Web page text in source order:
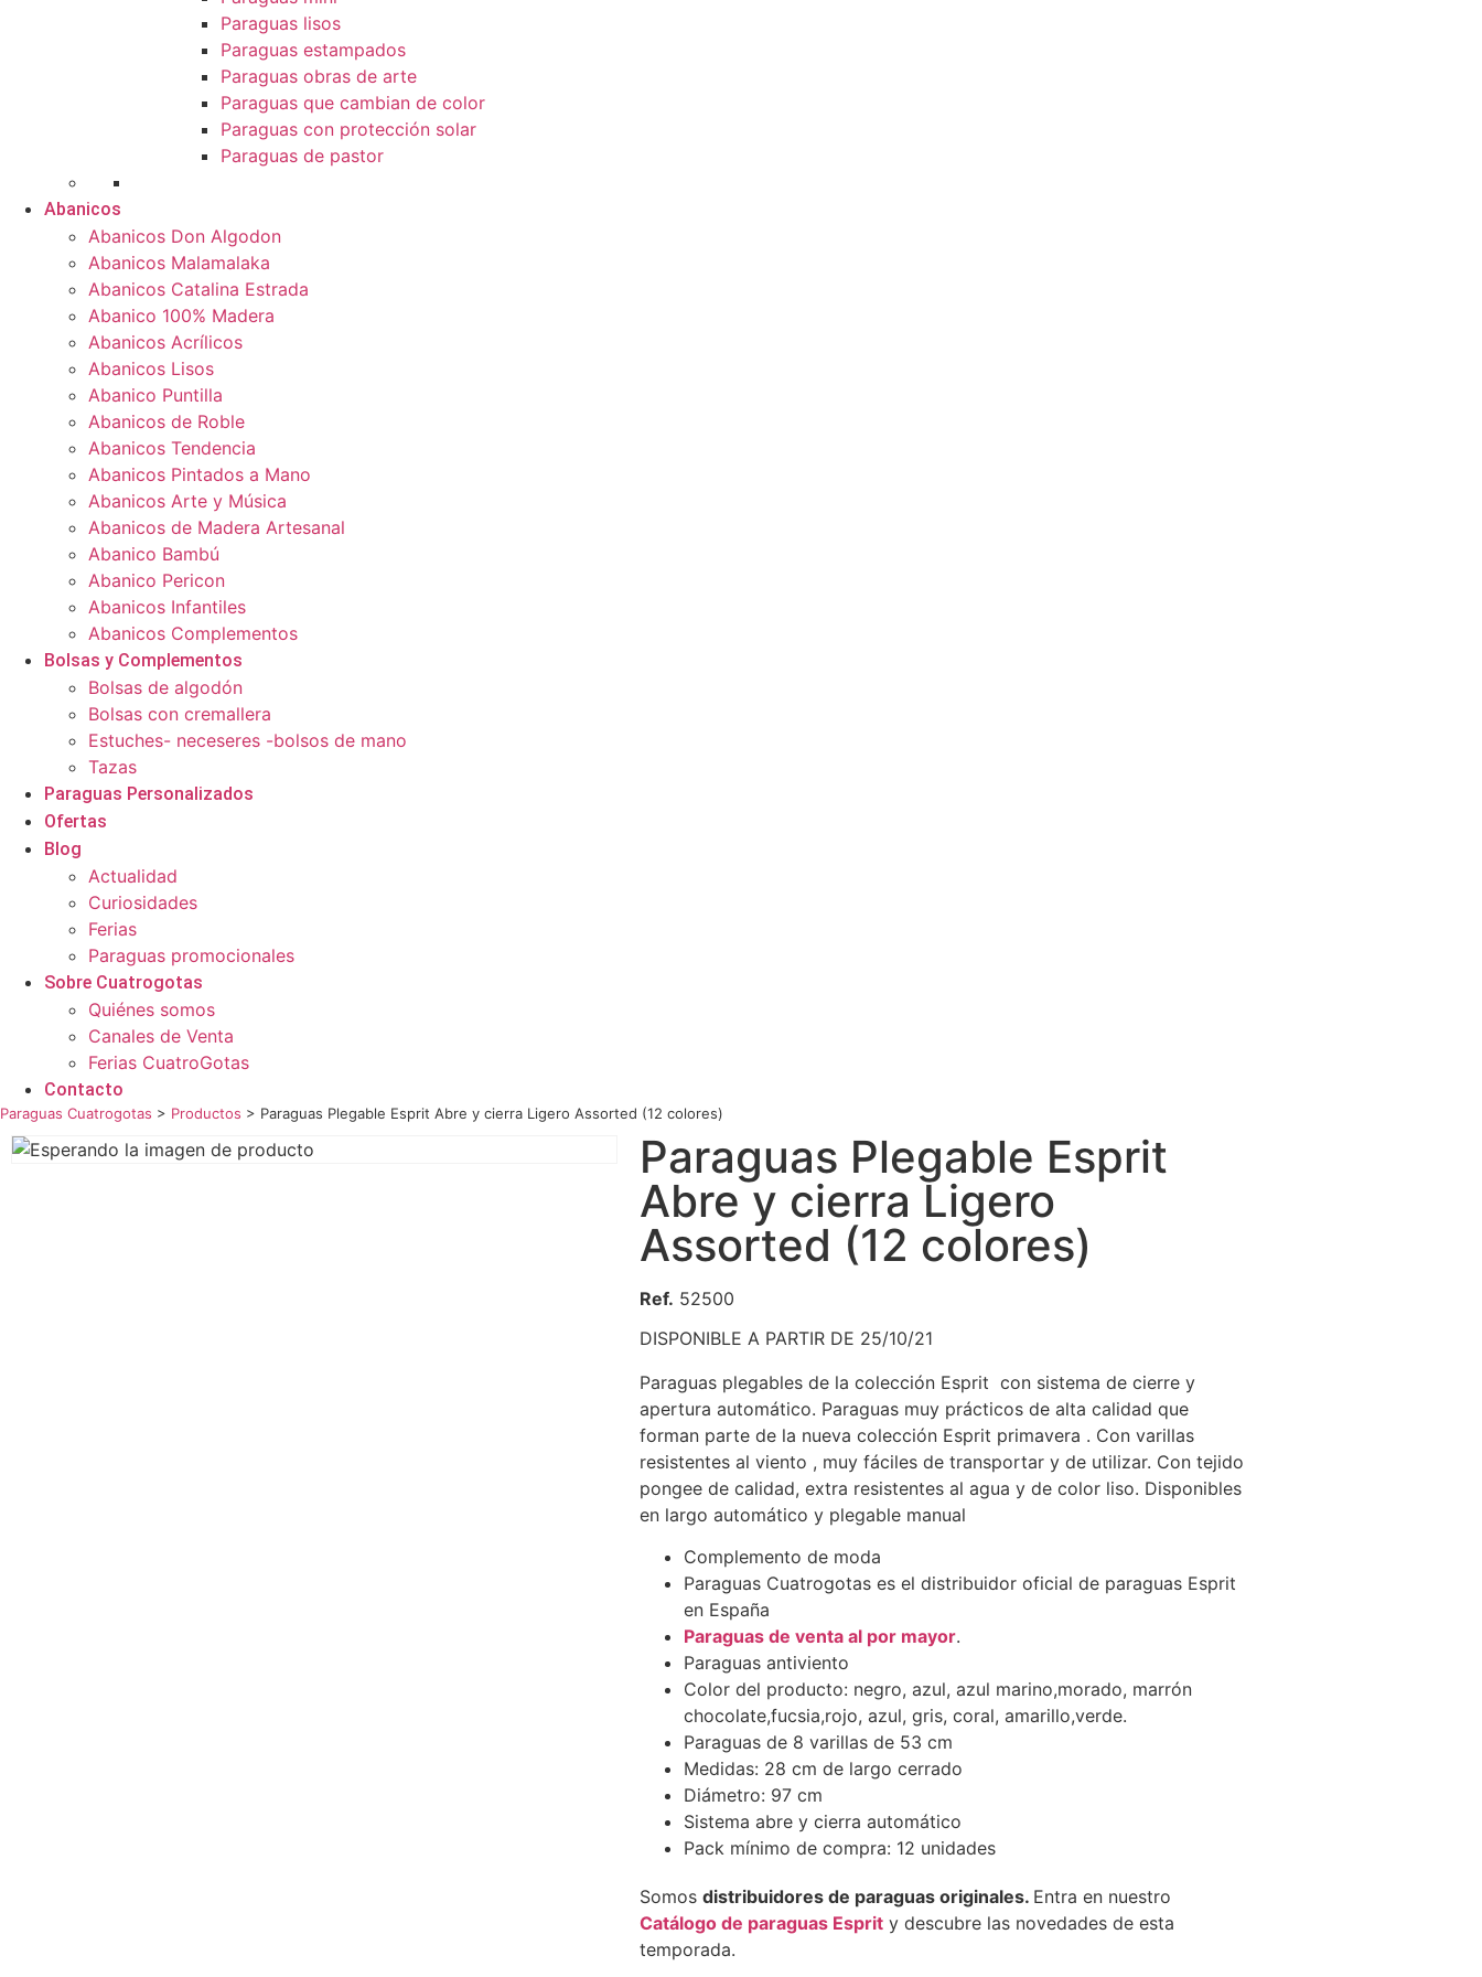
Paraguas lisos
Paraguas estampados
Paraguas obras de arte
Paraguas que cambian de color
Paraguas con protección solar
Paraguas de pastor
Abanicos
Abanicos Don Algodon
Abanicos Malamalaka
Abanicos Catalina Estrada
Abanico 100% Madera
Abanicos Acrílicos
Abanicos Lisos
Abanico Puntilla
Abanicos de Roble
Abanicos Tendencia
Abanicos Pintados a Mano
Abanicos Arte y Música
Abanicos de Madera Artesanal
Abanico Bambú
Abanico Pericon
Abanicos Infantiles
Abanicos Complementos
Bolsas y Complementos
Bolsas de algodón
Bolsas con cremallera
Estuches- neceseres -bolsos de mano
Tazas
Paraguas Personalizados
Ofertas
Blog
Actualidad
Curiosidades
Ferias
Paraguas promocionales
Sobre Cuatrogotas
Quiénes somos
Canales de Venta
Ferias CuatroGotas
Contacto
Paraguas Cuatrogotas > Productos > Paraguas Plegable Esprit Abre y cierra Ligero Assorted (12 colores)
Paraguas Plegable Esprit
Abre y cierra Ligero
Assorted (12 colores)
Ref. 52500
DISPONIBLE A PARTIR DE 25/10/21
Paraguas plegables de la colección Esprit con sistema de cierre y
apertura automático. Paraguas muy prácticos de alta calidad que
forman parte de la nueva colección Esprit primavera . Con varillas
resistentes al viento , muy fáciles de transportar y de utilizar. Con tejido
pongee de calidad, extra resistentes al agua y de color liso. Disponibles
en largo automático y plegable manual
Complemento de moda
Paraguas Cuatrogotas es el distribuidor oficial de paraguas Esprit
en España
Paraguas de venta al por mayor.
Paraguas antiviento
Color del producto: negro, azul, azul marino,morado, marrón
chocolate,fucsia,rojo, azul, gris, coral, amarillo,verde.
Paraguas de 8 varillas de 53 cm
Medidas: 28 cm de largo cerrado
Diámetro: 97 cm
Sistema abre y cierra automático
Pack mínimo de compra: 12 unidades
Somos distribuidores de paraguas originales. Entra en nuestro
Catálogo de paraguas Esprit y descubre las novedades de esta
temporada.